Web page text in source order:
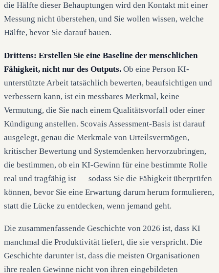
die Hälfte dieser Behauptungen wird den Kontakt mit einer
Messung nicht überstehen, und Sie wollen wissen, welche
Hälfte, bevor Sie darauf bauen.
Drittens: Erstellen Sie eine Baseline der menschlichen
Fähigkeit, nicht nur des Outputs. Ob eine Person KI-
unterstützte Arbeit tatsächlich bewerten, beaufsichtigen und
verbessern kann, ist ein messbares Merkmal, keine
Vermutung, die Sie nach einem Qualitätsvorfall oder einer
Kündigung anstellen. Scovais Assessment-Basis ist darauf
ausgelegt, genau die Merkmale von Urteilsvermögen,
kritischer Bewertung und Systemdenken hervorzubringen,
die bestimmen, ob ein KI-Gewinn für eine bestimmte Rolle
real und tragfähig ist — sodass Sie die Fähigkeit überprüfen
können, bevor Sie eine Erwartung darum herum formulieren,
statt die Lücke zu entdecken, wenn jemand geht.
Die zusammenfassende Geschichte von 2026 ist, dass KI
manchmal die Produktivität liefert, die sie verspricht. Die
Geschichte darunter ist, dass die meisten Organisationen
ihre realen Gewinne nicht von ihren eingebildeten